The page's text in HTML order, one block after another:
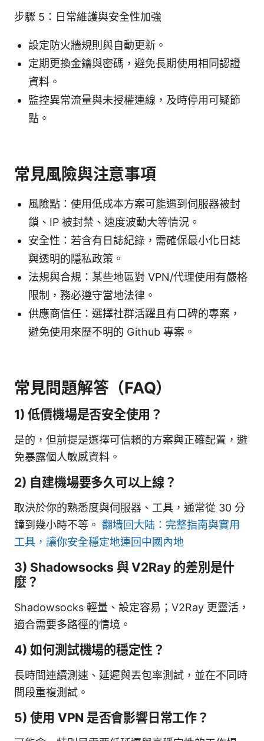
步驟 5：日常維護與安全性加強
設定防火牆規則與自動更新。
定期更換金鑰與密碼，避免長期使用相同認證
資料。
監控異常流量與未授權連線，及時停用可疑節
點。
常見風險與注意事項
風險點：使用低成本方案可能遇到伺服器被封
鎖、IP 被封禁、速度波動大等情況。
安全性：若含有日誌紀錄，需確保最小化日誌
與透明的隱私政策。
法規與合規：某些地區對 VPN/代理使用有嚴格
限制，務必遵守當地法律。
供應商信任：選擇社群活躍且有口碑的專案，
避免使用來歷不明的 Github 專案。
常見問題解答（FAQ）
1) 低價機場是否安全使用？
是的，但前提是選擇可信賴的方案與正確配置，避
免暴露個人敏感資料。
2) 自建機場要多久可以上線？
取決於你的熟悉度與伺服器、工具，通常從 30 分
鐘到幾小時不等。 翻墙回大陆：完整指南與實用
工具，讓你安全穩定地連回中國內地
3) Shadowsocks 與 V2Ray 的差別是什
麼？
Shadowsocks 輕量、設定容易；V2Ray 更靈活，
適合需要多路徑的情境。
4) 如何測試機場的穩定性？
長時間連續測速、延遲與丟包率測試，並在不同時
間段重複測試。
5) 使用 VPN 是否會影響日常工作？